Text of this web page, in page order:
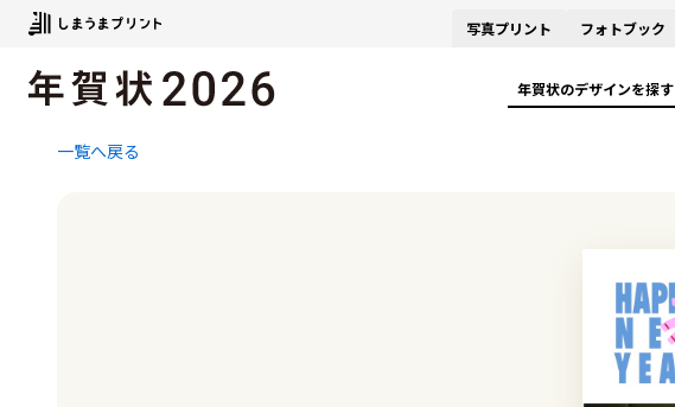
写真プリント フォトブック
年賀状のデザインを探す
一覧へ戻る